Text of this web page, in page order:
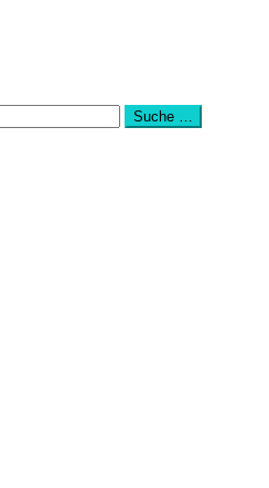
Suche …